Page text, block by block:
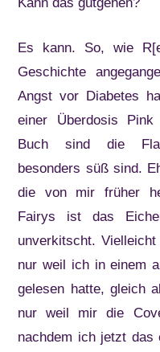
Es kann. So, wie
Geschichte
Angst vor Diabetes
einer Überdosis
Buch sind die
besonders süß sind.
die von mir früher
Fairys ist das
unverkitscht.
nur weil ich in einem
gelesen hatte, gleich
nur weil mir die
nachdem ich jetzt das